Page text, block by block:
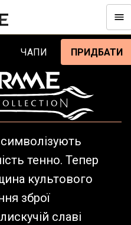
ЧАПИ ПРИДБАТИ
символізують
тенно. Тепер
культового
зброї
славі